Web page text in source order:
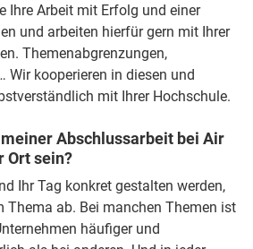
Ihre Arbeit mit Erfolg und einer
und arbeiten hierfür gern mit Ihrer
Themenabgrenzungen,
Wir kooperieren in diesen und
mit Ihrer Hochschule.
Abschlussarbeit bei Air
Ort sein?
Ihr Tag konkret gestalten werden,
Thema ab. Bei manchen Themen ist
häufiger und